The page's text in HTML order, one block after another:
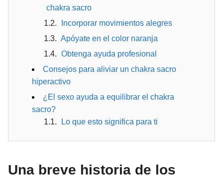
chakra sacro
Incorporar movimientos alegres
Apóyate en el color naranja
Obtenga ayuda profesional
Consejos para aliviar un chakra sacro
hiperactivo
¿El sexo ayuda a equilibrar el chakra
sacro?
Lo que esto significa para ti
Una breve historia de los